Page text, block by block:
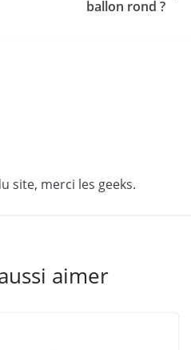
ballon rond ?
site, merci les geeks.
aimer